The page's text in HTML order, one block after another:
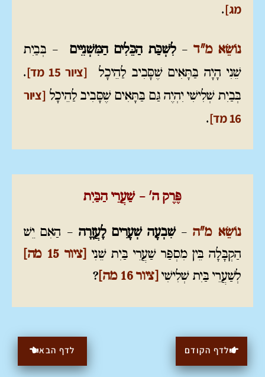
מג].
נוֹשֵׂא מ"ד –לִשְׁכַּת הַכֵּלִים הַמִּשְׁנִיִּים
– בְּבַיִת
שֵׁנִי הָיָה בַּתָּאִים שֶׁסָּבִיב לַהֵיכָל
[ציור 15 מד]
.
בְּבַיִת שְׁלִישִׁי יִהְיֶה גַּם בַּתָּאִים שֶׁסָּבִיב לַהֵיכָל [ציור
16 מד]
.
פֶּרֶק ה' – שַׁעֲרֵי הַבַּיִת
נוֹשֵׂא מ"ה –שִׁבְעָה שְׁעָרִים לָעֲזָרָה– הַאִם יֵשׁ
הַקְבָּלָה בֵּין מִסְפַּר שַׁעֲרֵי בַּיִת שֵׁנִי [ציור 15 מה]
לְשַׁעֲרֵי בַּיִת שְׁלִישִׁי [ציור 16 מה] ?
לדף הקודם לדף הבא